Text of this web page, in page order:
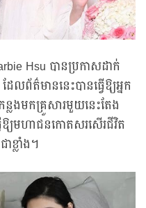
Hsu បានប្រកាសដាក់
ែលព័ត៌មាននេះបានធ្វើឱ្យអ្នក
កន្លងមកគ្រួសារមួយនេះតែង
ឱ្យមហាជនកោតសរសើរជីវិត
ខ្លាំង។